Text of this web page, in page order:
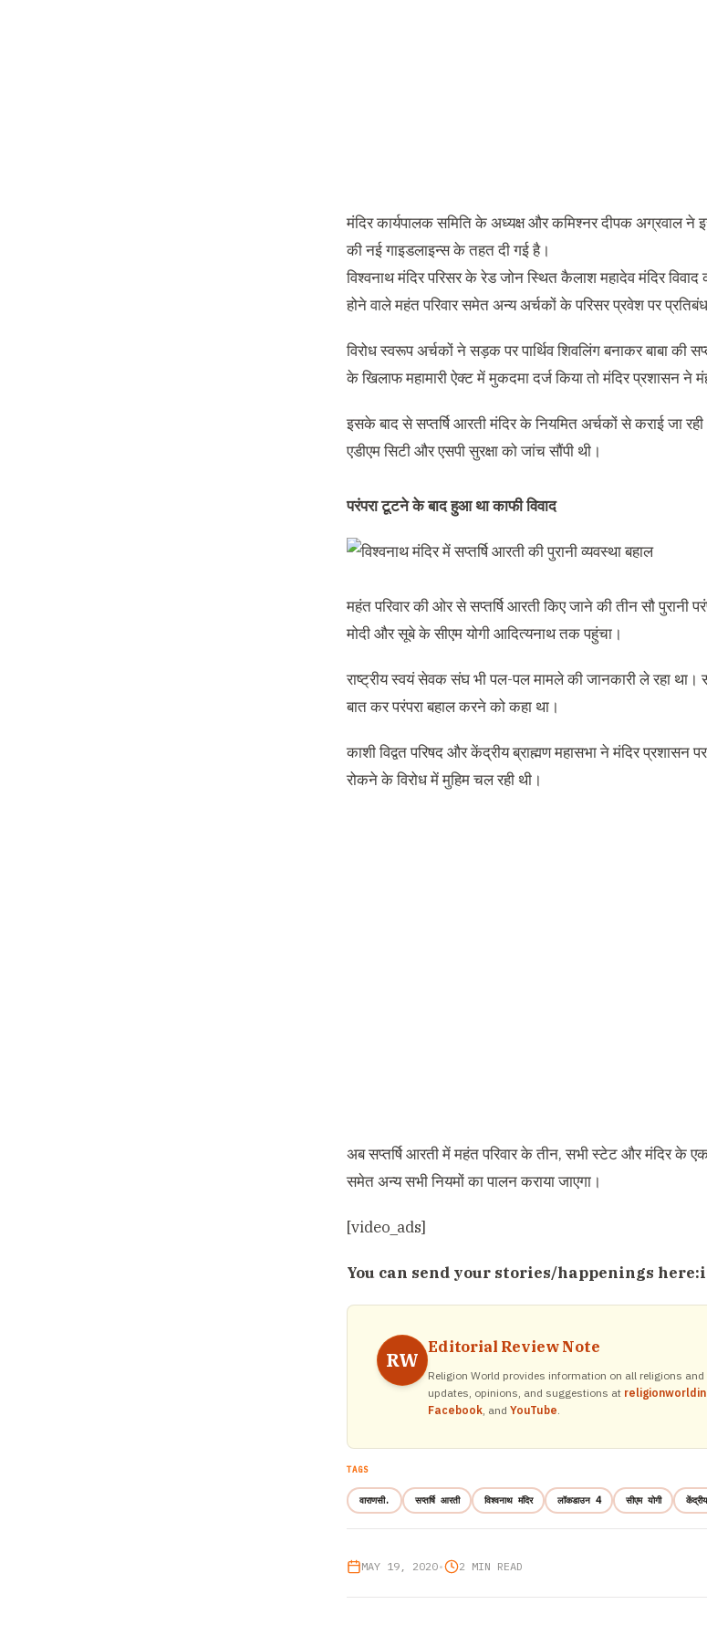
मंदिर कार्यपालक समिति के अध्‍यक्ष और कमिश्‍नर दीपक अग्रवाल
की नई गाइडलाइन्स के तहत दी गई है।
विश्‍वनाथ मंदिर परिसर के रेड जोन स्थित कैलाश महादेव मंदिर
होने वाले महंत परिवार समेत अन्‍य अर्चकों के परिसर प्रवेश पर
विरोध स्‍वरूप अर्चकों ने सड़क पर पार्थिव शिवलिंग बनाकर बाबा
के खिलाफ महामारी ऐक्‍ट में मुकदमा दर्ज किया तो मंदिर प्रशासन ने
इसके बाद से सप्‍तर्षि आरती मंदिर के नियमित अर्चकों से कराई जा
एडीएम सिटी और एसपी सुरक्षा को जांच सौंपी थी।
परंपरा टूटने के बाद हुआ था काफी विवाद
महंत परिवार की ओर से सप्‍तर्षि आरती किए जाने की तीन सौ पुरानी
मोदी और सूबे के सीएम योगी आदित्‍यनाथ तक पहुंचा।
राष्‍ट्रीय स्‍वयं सेवक संघ भी पल-पल मामले की जानकारी ले रहा था।
बात कर परंपरा बहाल करने को कहा था।
काशी विद्वत परिषद और केंद्रीय ब्राह्मण महासभा ने मंदिर प्रशासन
रोकने के विरोध में मुहिम चल रही थी।
अब सप्‍तर्षि आरती में महंत परिवार के तीन, सभी स्‍टेट और मंदिर के
समेत अन्‍य सभी नियमों का पालन कराया जाएगा।
[video_ads]
You can send your stories/happenings here:
RW
Editorial Review Note
Religion World provides information on all religions
updates, opinions, and suggestions at
Facebook, and YouTube.
TAGS
वाराणसी. सप्‍तर्षि आरती विश्वनाथ मंदिर लॉकडाउन 4 सीएम योगी
MAY 19, 2020• 2 MIN READ